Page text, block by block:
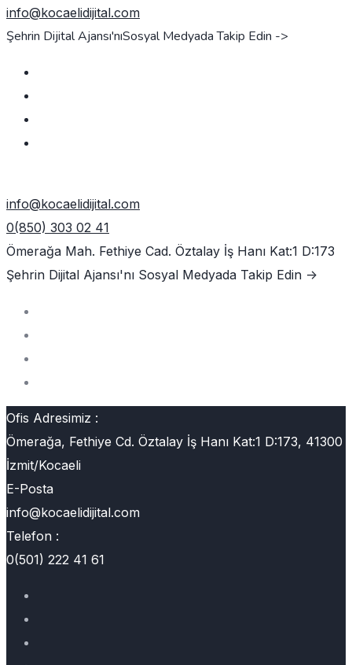
info@kocaelidijital.com
Şehrin Dijital Ajansı'nıSosyal Medyada Takip Edin ->
info@kocaelidijital.com
0(850) 303 02 41
Ömerağa Mah. Fethiye Cad. Öztalay İş Hanı Kat:1 D:173
Şehrin Dijital Ajansı'nı Sosyal Medyada Takip Edin ->
Ofis Adresimiz :
Ömerağa, Fethiye Cd. Öztalay İş Hanı Kat:1 D:173, 41300
İzmit/Kocaeli
E-Posta
info@kocaelidijital.com
Telefon :
0(501) 222 41 61